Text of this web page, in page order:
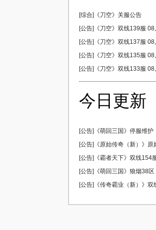
[综合]《刀空》关服公告
[公告]《刀空》双线139服
[公告]《刀空》双线137服
[公告]《刀空》双线135服
[公告]《刀空》双线133服
今日更新
[公告]《萌回三国》停服维护
[公告]《原始传奇（新）》
[公告]《霸者天下》双线154
[公告]《萌回三国》狼烟38
[公告]《传奇霸业（新）》